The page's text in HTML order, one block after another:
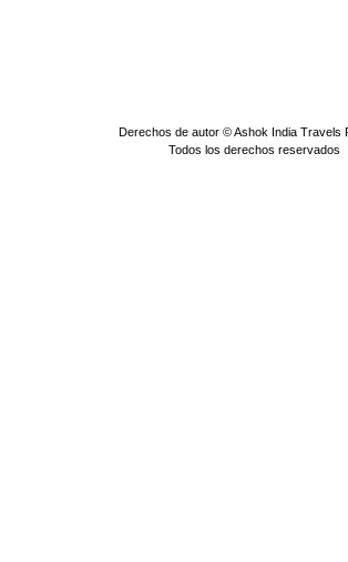
Derechos de autor © Ashok India Travels
Todos los derechos reservados